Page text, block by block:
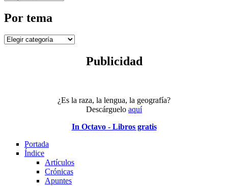
Por tema
Por
Publicidad
¿Es la raza, la lengua, la geografía?
Descárguelo aquí
In Octavo - Libros gratis
Portada
Índice
Artículos
Crónicas
Apuntes